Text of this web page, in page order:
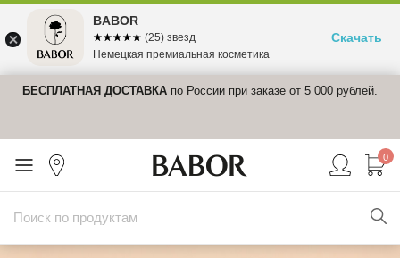
До 31 августа при покупке на сумму от 10 000 рублей получите в
0
BABOR
☆☆☆☆☆
★★★★★ (25) звезд
Немецкая премиальная косметика
Скачать